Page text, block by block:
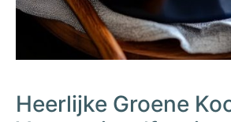
Heerlijke Groene